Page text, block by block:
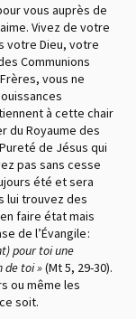
vous auprès de
Vivez de votre
votre Dieu, votre
Communions
vous ne
à cette chair
du Royaume des
de Jésus qui
pas sans cesse
été et sera
lui trouvez des
faire état mais
de l’Évangile :
pour toi une
de toi »(Mt 5, 29-30).
ou même les
soit.